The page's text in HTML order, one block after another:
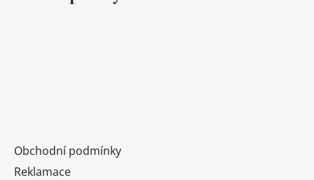
Obchodní podmínky
Reklamace